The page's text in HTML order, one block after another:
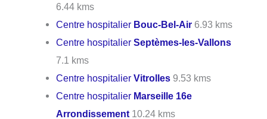
6.44 kms
Centre hospitalier Bouc-Bel-Air 6.93 kms
Centre hospitalierSeptèmes-les-Vallons
7.1 kms
Centre hospitalierVitrolles 9.53 kms
Centre hospitalier Marseille 16e
Arrondissement 10.24 kms